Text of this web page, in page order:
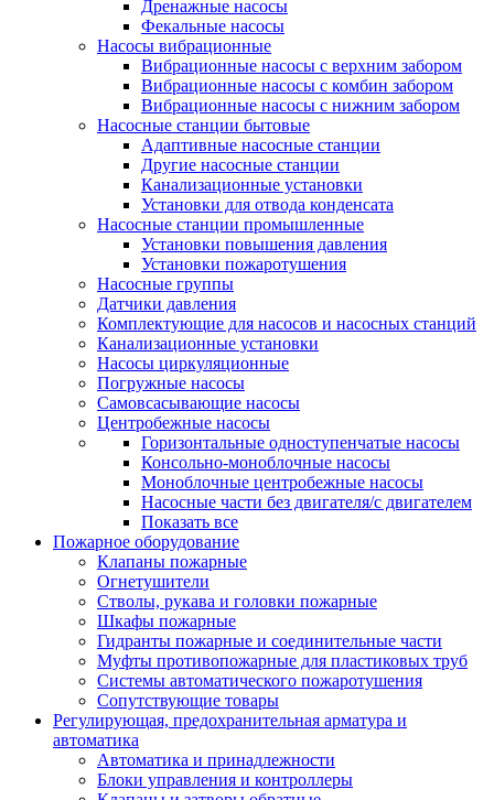
Дренажные насосы
Фекальные насосы
Насосы вибрационные
Вибрационные насосы с верхним забором
Вибрационные насосы с комбин забором
Вибрационные насосы с нижним забором
Насосные станции бытовые
Адаптивные насосные станции
Другие насосные станции
Канализационные установки
Установки для отвода конденсата
Насосные станции промышленные
Установки повышения давления
Установки пожаротушения
Насосные группы
Датчики давления
Комплектующие для насосов и насосных станций
Канализационные установки
Насосы циркуляционные
Погружные насосы
Самовсасывающие насосы
Центробежные насосы
Горизонтальные одноступенчатые насосы
Консольно-моноблочные насосы
Моноблочные центробежные насосы
Насосные части без двигателя/с двигателем
Показать все
Пожарное оборудование
Клапаны пожарные
Огнетушители
Стволы, рукава и головки пожарные
Шкафы пожарные
Гидранты пожарные и соединительные части
Муфты противопожарные для пластиковых труб
Системы автоматического пожаротушения
Сопутствующие товары
Регулирующая, предохранительная арматура и
автоматика
Автоматика и принадлежности
Блоки управления и контроллеры